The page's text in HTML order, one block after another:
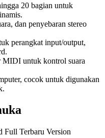
20 bagian untuk
dan penyebaran stereo
perangkat input/output,
MIDI untuk kontrol suara
cocok untuk digunakan